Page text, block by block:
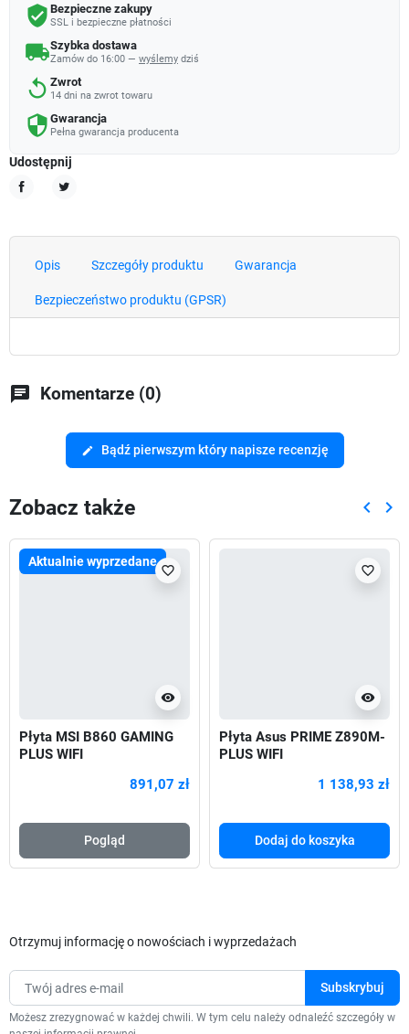
verified_user Bezpieczne zakupy
SSL i bezpieczne płatności
local_shippingSzybka dostawa
Zamów do 16:00 — wyślemy dziś
replay Zwrot
14 dni na zwrot towaru
security Gwarancja
Pełna gwarancja producenta
Udostępnij
Opis Szczegóły produktu Gwarancja
Bezpieczeństwo produktu (GPSR)
chat Komentarze (0)
edit Bądź pierwszym który napisze recenzję
Zobacz także keyboard_arrow_left keyboard_arrow_right
Aktualnie wyprzedane
visibility
favorite_border
Płyta MSI B860 GAMING
PLUS WIFI
891,07 zł
Pogląd
visibility
favorite_border
Płyta Asus PRIME Z890M-
PLUS WIFI
1 138,93 zł
Dodaj do koszyka
Otrzymuj informację o nowościach i wyprzedażach
Możesz zrezygnować w każdej chwili. W tym celu należy odnaleźć szczegóły w